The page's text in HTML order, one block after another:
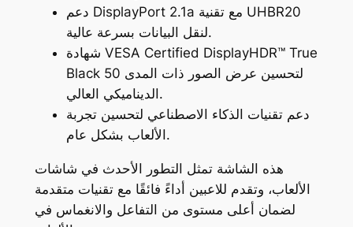
دعم DisplayPort 2.1a مع تقنية UHBR20
لنقل البيانات بسرعة عالية.
شهادة VESA Certified DisplayHDR™ True
Black 50 لتحسين عرض الصور ذات المدى
الديناميكي العالي.
دعم تقنيات الذكاء الاصطناعي لتحسين تجربة
الألعاب بشكل عام.
هذه الشاشة تمثل التطور الأحدث في شاشات
الألعاب، وتقدم للاعبين أداءً فائقًا مع تقنيات متقدمة
لضمان أعلى مستوى من التفاعل والانغماس في